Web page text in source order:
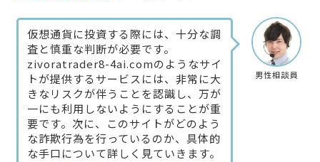
男性相談員
仮想通貨に投資する際には、十分な調
査と慎重な判断が必要です。
zivoratrader8-4ai.comのようなサイ
トが提供するサービスには、非常に大
きなリスクが伴うことを認識し、万が
一にも利用しないようにすることが重
要です。次に、このサイトがどのよう
な詐欺行為を行っているのか、具体的
な手口について詳しく見ていきます。